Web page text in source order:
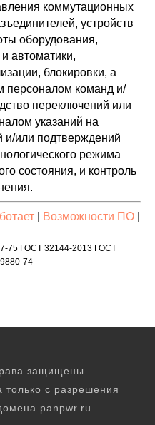
коммутационных
устройств
оборудования,
автоматики,
блокировки, а
персоналом команд и/
переключений или
указаний на
и/или подтверждений
режима
состояния, и контроль
Возможности ПО
75 ГОСТ 32144-2013 ГОСТ
74
защищены.
только с разрешения
panpwr.ru